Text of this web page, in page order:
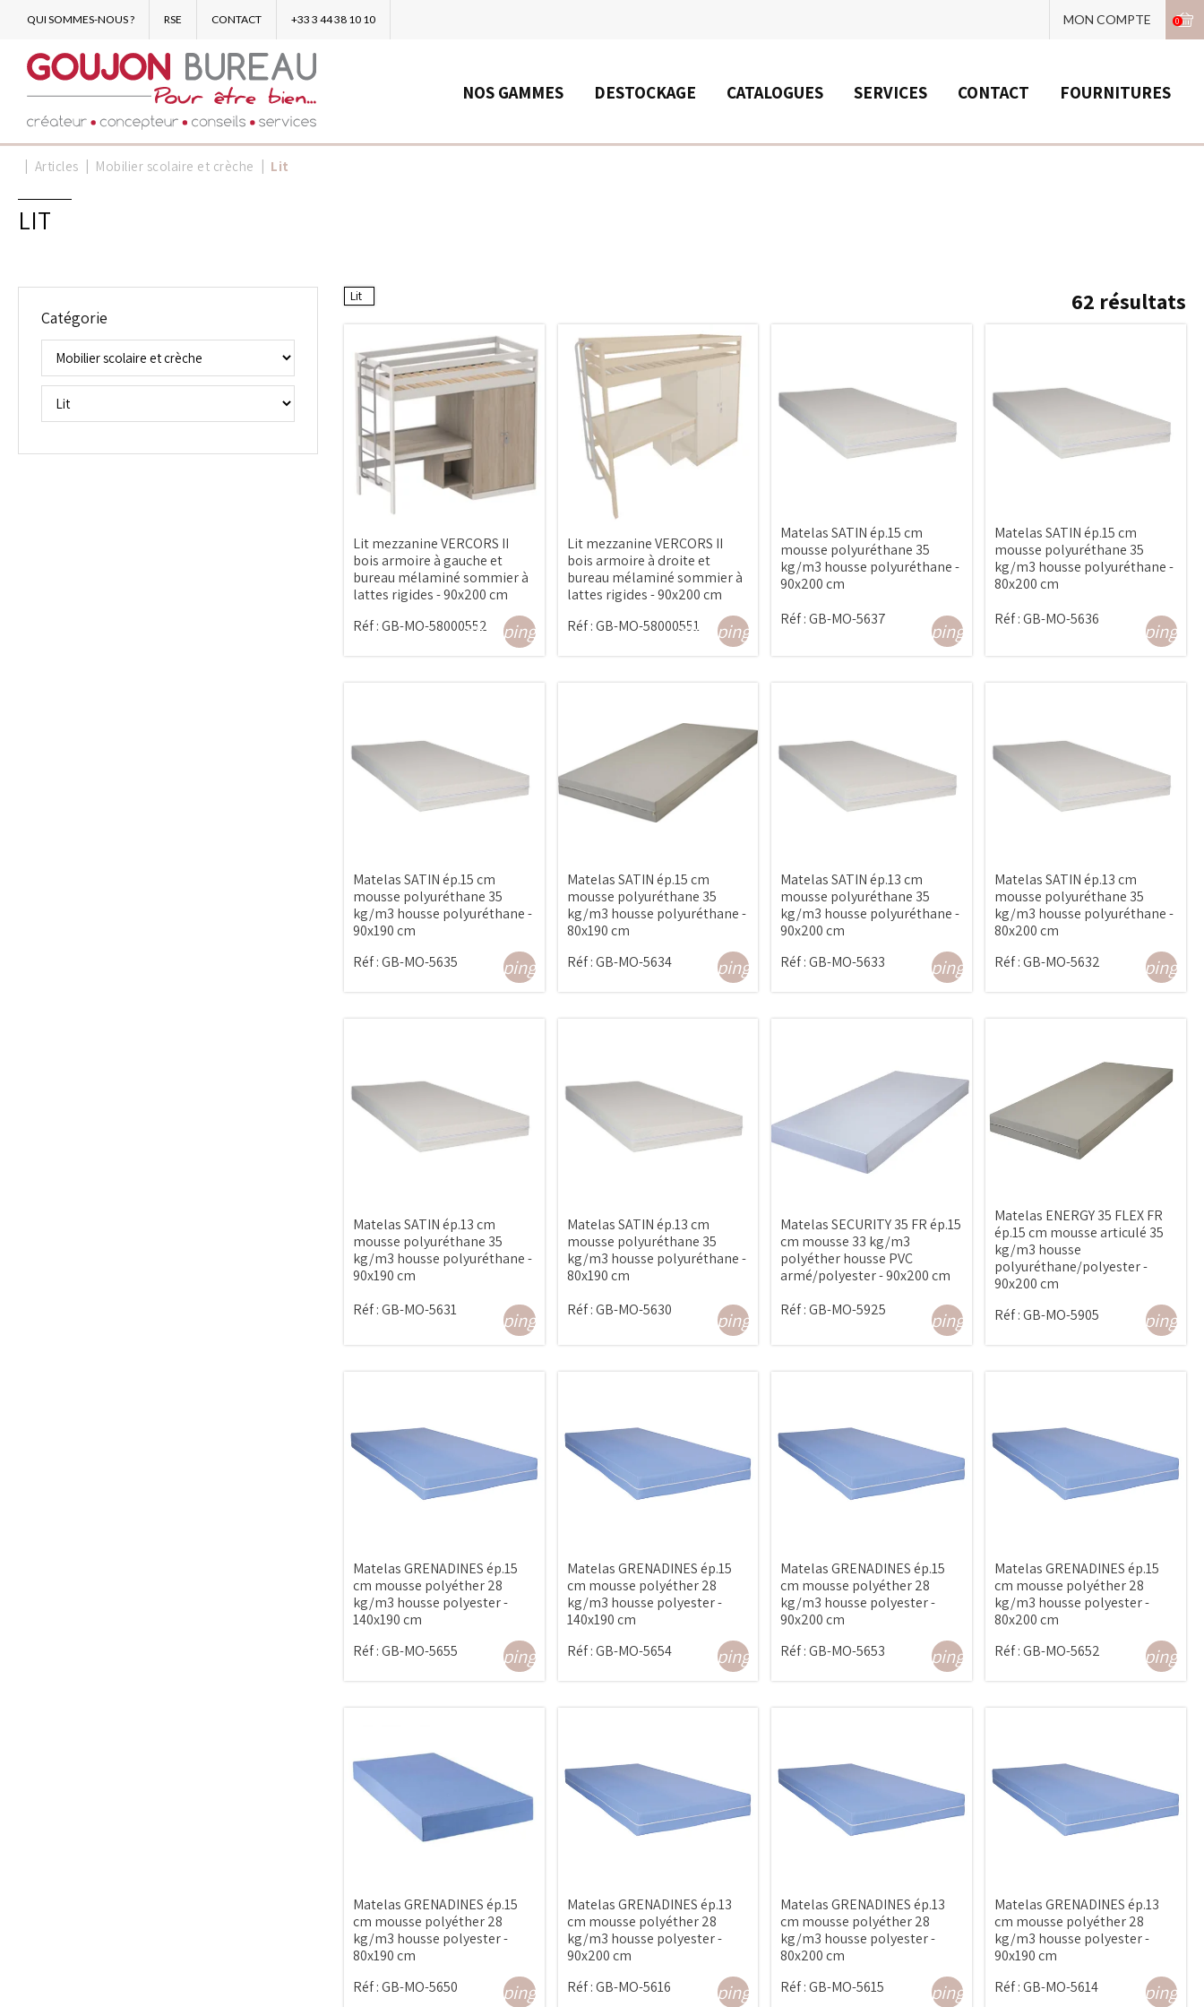
QUI SOMMES-NOUS ? RSE CONTACT +33 3 44 38 10 10 MON COMPTE 0
NOS GAMMES DESTOCKAGE CATALOGUES SERVICES CONTACT FOURNITURES
Articles Mobilier scolaire et crèche Lit
LIT
Catégorie
Lit 62 résultats
Lit mezzanine VERCORS II
bois armoire à gauche et
bureau mélaminé sommier à
lattes rigides - 90x200 cm
Réf :GB-MO-58000552shopping_cart
Lit mezzanine VERCORS II
bois armoire à droite et
bureau mélaminé sommier à
lattes rigides - 90x200 cm
Réf :GB-MO-58000551shopping_cart
Matelas SATIN ép.15 cm
mousse polyuréthane 35
kg/m3 housse polyuréthane -
90x200 cm
Réf : GB-MO-5637
shopping_cart
Matelas SATIN ép.15 cm
mousse polyuréthane 35
kg/m3 housse polyuréthane -
80x200 cm
Réf :GB-MO-5636
Matelas SATIN ép.15 cm
mousse polyuréthane 35
kg/m3 housse polyuréthane -
90x190 cm
Réf :GB-MO-5635 shopping_cart
Matelas SATIN ép.15 cm
mousse polyuréthane 35
kg/m3 housse polyuréthane -
80x190 cm
Réf :GB-MO-5634 shopping_cart
Matelas SATIN ép.13 cm
mousse polyuréthane 35
kg/m3 housse polyuréthane -
90x200 cm
Réf : GB-MO-5633 shopping_cart
Matelas SATIN ép.13 cm
mousse polyuréthane 35
kg/m3 housse polyuréthane -
80x200 cm
Réf :GB-MO-5632
Matelas SATIN ép.13 cm
mousse polyuréthane 35
kg/m3 housse polyuréthane -
90x190 cm
Réf :GB-MO-5631 shopping_cart
Matelas SATIN ép.13 cm
mousse polyuréthane 35
kg/m3 housse polyuréthane -
80x190 cm
Réf :GB-MO-5630 shopping_cart
Matelas SECURITY 35 FR ép.15
cm mousse 33 kg/m3
polyéther housse PVC
armé/polyester - 90x200 cm
Réf : GB-MO-5925 shopping_cart
Matelas ENERGY 35 FLEX FR
ép.15 cm mousse articulé 35
kg/m3 housse
polyuréthane/polyester -
90x200 cm
Réf :GB-MO-5905
Matelas GRENADINES ép.15
cm mousse polyéther 28
kg/m3 housse polyester -
140x190 cm
Réf :GB-MO-5655 shopping_cart
Matelas GRENADINES ép.15
cm mousse polyéther 28
kg/m3 housse polyester -
140x190 cm
Réf :GB-MO-5654 shopping_cart
Matelas GRENADINES ép.15
cm mousse polyéther 28
kg/m3 housse polyester -
90x200 cm
Réf : GB-MO-5653 shopping_cart
Matelas GRENADINES ép.15
cm mousse polyéther 28
kg/m3 housse polyester -
80x200 cm
Réf :GB-MO-5652
Matelas GRENADINES ép.15
cm mousse polyéther 28
kg/m3 housse polyester -
80x190 cm
Réf :GB-MO-5650 shopping_cart
Matelas GRENADINES ép.13
cm mousse polyéther 28
kg/m3 housse polyester -
90x200 cm
Réf :GB-MO-5616 shopping_cart
Matelas GRENADINES ép.13
cm mousse polyéther 28
kg/m3 housse polyester -
80x200 cm
Réf : GB-MO-5615 shopping_cart
Matelas GRENADINES ép.13
cm mousse polyéther 28
kg/m3 housse polyester -
90x190 cm
Réf :GB-MO-5614